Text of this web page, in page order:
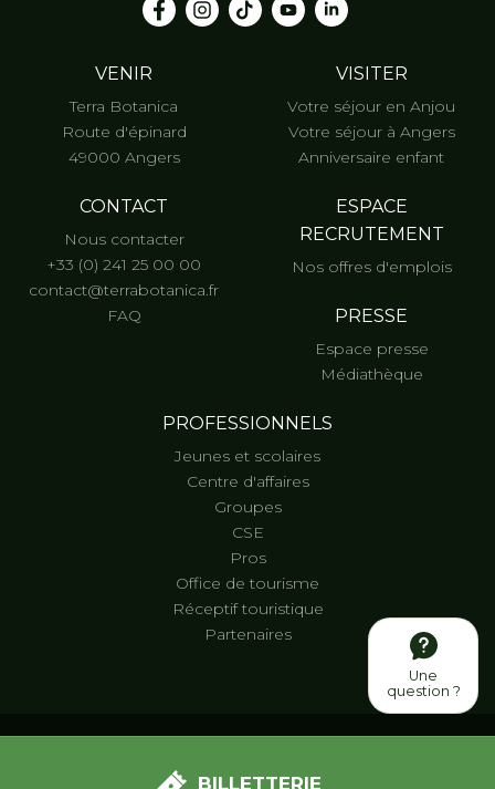
Une
question ?
BILLETTERIE
VENIR
Terra Botanica
Route d'épinard
49000 Angers
CONTACT
Nous contacter
+33 (0) 241 25 00 00
contact@terrabotanica.fr
FAQ
VISITER
Votre séjour en Anjou
Votre séjour à Angers
Anniversaire enfant
ESPACE
RECRUTEMENT
Nos offres d'emplois
PRESSE
Espace presse
Médiathèque
PROFESSIONNELS
Jeunes et scolaires
Centre d'affaires
Groupes
CSE
Pros
Office de tourisme
Réceptif touristique
Partenaires
Ⓒ Terra Botanica 2026 -Données personnelles-Gestion
Mentions légales